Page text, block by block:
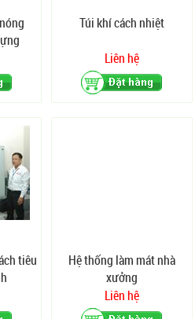
Túi khí cách nhiệt
Liên hệ
tiêu
Hệ thống làm mát nhà
xưởng
Liên hệ